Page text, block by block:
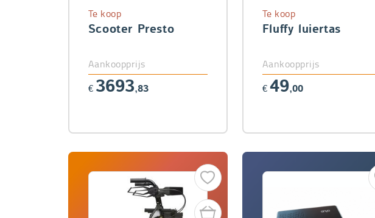
Scooter Presto
Te koop
Aankoopprijs
€ 3693,83
Fluffy luiertas
Te koop
Aankoopprijs
€ 49,00